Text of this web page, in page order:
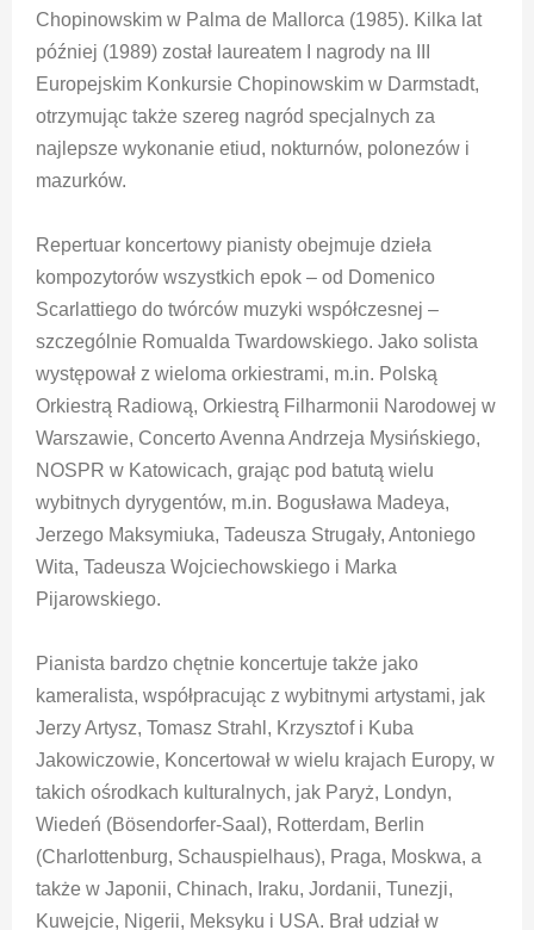
Chopinowskim w Palma de Mallorca (1985). Kilka lat
później (1989) został laureatem I nagrody na III
Europejskim Konkursie Chopinowskim w Darmstadt,
otrzymując także szereg nagród specjalnych za
najlepsze wykonanie etiud, nokturnów, polonezów i
mazurków.
Repertuar koncertowy pianisty obejmuje dzieła
kompozytorów wszystkich epok – od Domenico
Scarlattiego do twórców muzyki współczesnej –
szczególnie Romualda Twardowskiego. Jako solista
występował z wieloma orkiestrami, m.in. Polską
Orkiestrą Radiową, Orkiestrą Filharmonii Narodowej w
Warszawie, Concerto Avenna Andrzeja Mysińskiego,
NOSPR w Katowicach, grając pod batutą wielu
wybitnych dyrygentów, m.in. Bogusława Madeya,
Jerzego Maksymiuka, Tadeusza Strugały, Antoniego
Wita, Tadeusza Wojciechowskiego i Marka
Pijarowskiego.
Pianista bardzo chętnie koncertuje także jako
kameralista, współpracując z wybitnymi artystami, jak
Jerzy Artysz, Tomasz Strahl, Krzysztof i Kuba
Jakowiczowie, Koncertował w wielu krajach Europy, w
takich ośrodkach kulturalnych, jak Paryż, Londyn,
Wiedeń (Bösendorfer-Saal), Rotterdam, Berlin
(Charlottenburg, Schauspielhaus), Praga, Moskwa, a
także w Japonii, Chinach, Iraku, Jordanii, Tunezji,
Kuwejcie, Nigerii, Meksyku i USA. Brał udział w